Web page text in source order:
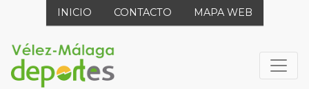
INICIO CONTACTO MAPA WEB